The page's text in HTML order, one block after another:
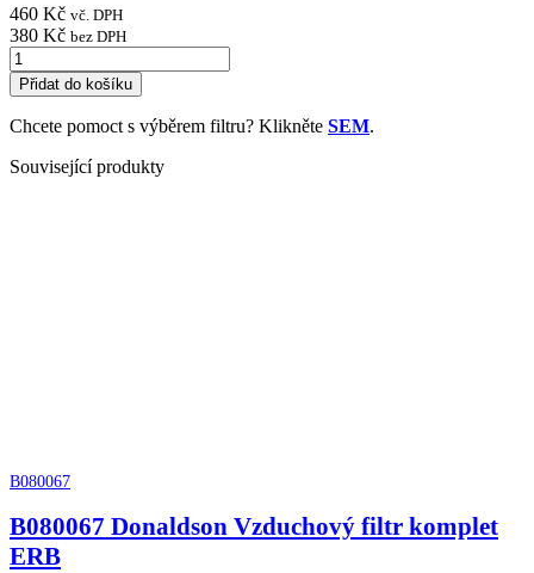
460 Kč vč. DPH
380 Kč bez DPH
P766538
Donaldson
Odvzdušňovač
trap
množství
Přidat do košíku
Chcete pomoct s výběrem filtru? Klikněte SEM.
Související produkty
B080067
B080067 Donaldson Vzduchový filtr komplet
ERB